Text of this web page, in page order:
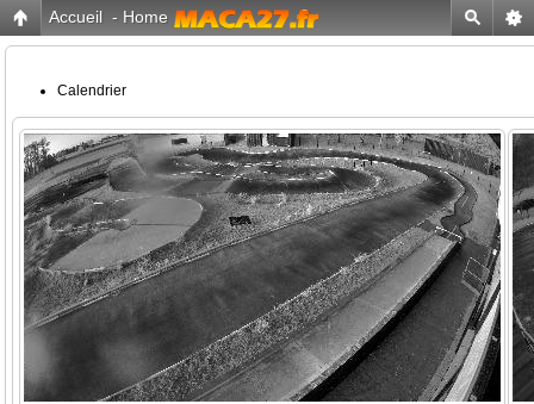
Accueil - Home
Calendrier